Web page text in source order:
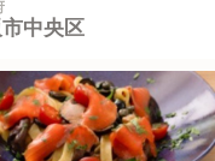
中央区